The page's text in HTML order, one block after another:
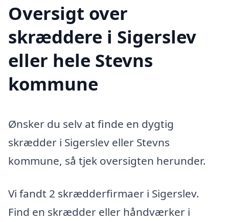
Oversigt over
skræddere i Sigerslev
eller hele Stevns
kommune
Ønsker du selv at finde en dygtig
skrædder i Sigerslev eller Stevns
kommune, så tjek oversigten herunder.
Vi fandt 2 skrædderfirmaer i Sigerslev.
Find en skrædder eller håndværker i